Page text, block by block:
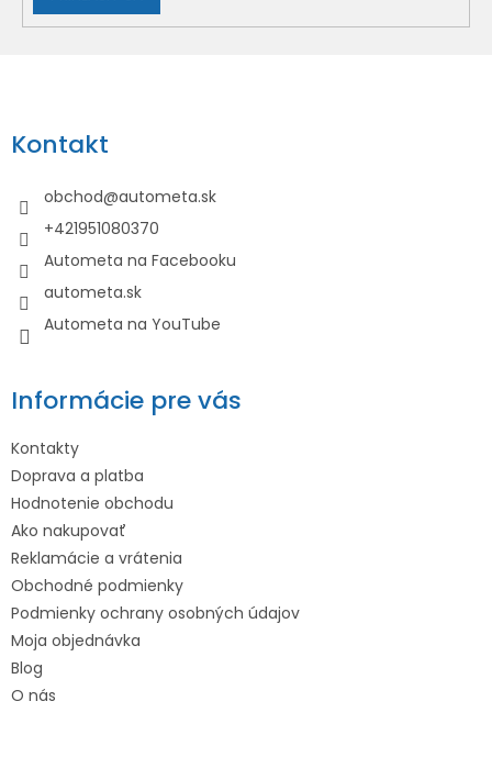
p
äKontakt
obchod@autometa.sk
+421951080370
Autometa na Facebooku
autometa.sk
Autometa na YouTube
Informácie pre vás
Kontakty
Doprava a platba
Hodnotenie obchodu
Ako nakupovať
Reklamácie a vrátenia
Obchodné podmienky
Podmienky ochrany osobných údajov
Moja objednávka
Blog
O nás